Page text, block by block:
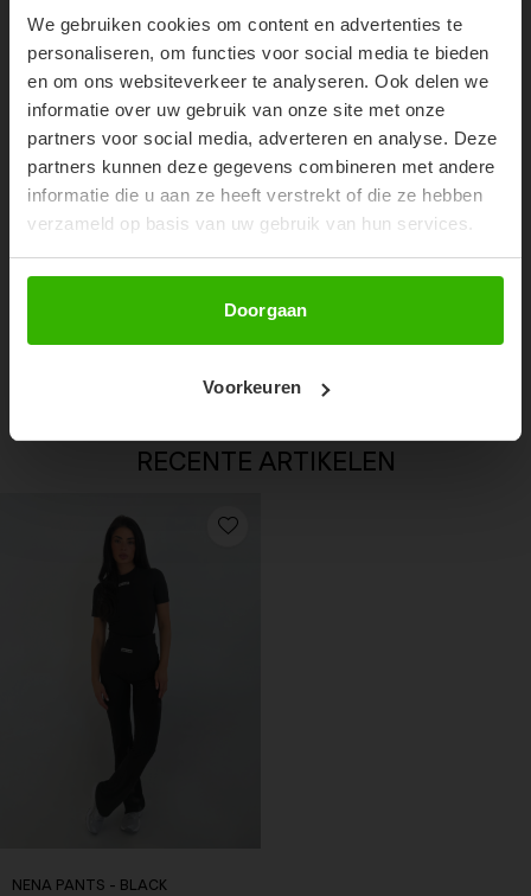
We gebruiken cookies om content en advertenties te
personaliseren, om functies voor social media te bieden
en om ons websiteverkeer te analyseren. Ook delen we
informatie over uw gebruik van onze site met onze
partners voor social media, adverteren en analyse. Deze
partners kunnen deze gegevens combineren met andere
informatie die u aan ze heeft verstrekt of die ze hebben
verzameld op basis van uw gebruik van hun services.
Doorgaan
Voorkeuren
Don't miss out on our trendy new drops or exclusive
NENA SHORT SLEEVE TOP -
RECENTE ARTIKELEN
NENA PANTS - BLACK